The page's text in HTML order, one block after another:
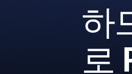
하
로